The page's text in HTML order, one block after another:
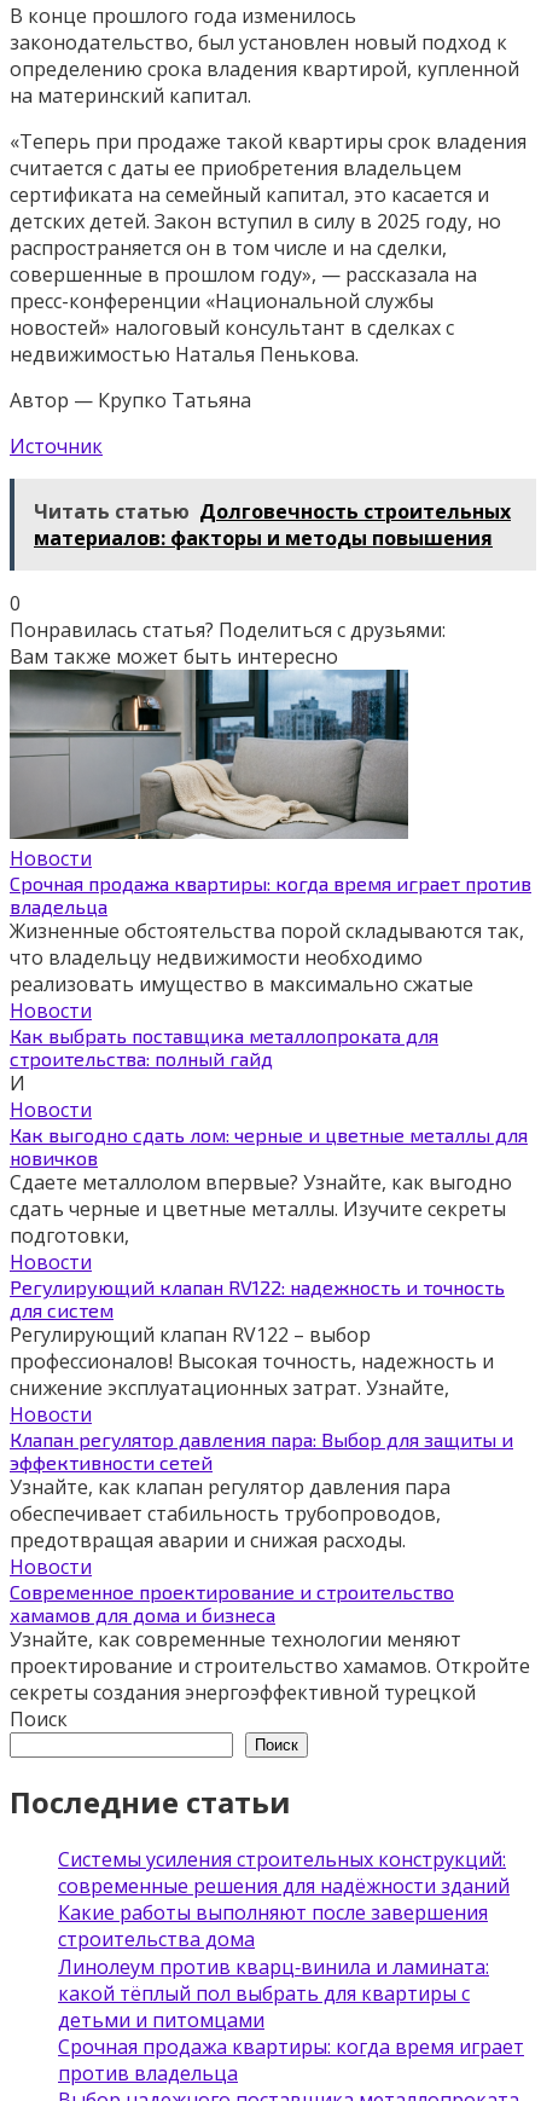
В конце прошлого года изменилось
законодательство, был установлен новый подход к
определению срока владения квартирой, купленной
на материнский капитал.
«Теперь при продаже такой квартиры срок владения
считается с даты ее приобретения владельцем
сертификата на семейный капитал, это касается и
детских детей. Закон вступил в силу в 2025 году, но
распространяется он в том числе и на сделки,
совершенные в прошлом году», — рассказала на
пресс-конференции «Национальной службы
новостей» налоговый консультант в сделках с
недвижимостью Наталья Пенькова.
Автор — Крупко Татьяна
Источник
Читать статью Долговечность строительных
материалов: факторы и методы повышения
0
Понравилась статья? Поделиться с друзьями:
Вам также может быть интересно
Новости
Срочная продажа квартиры: когда время играет против
владельца
Жизненные обстоятельства порой складываются так,
что владельцу недвижимости необходимо
реализовать имущество в максимально сжатые
Новости
Как выбрать поставщика металлопроката для
строительства: полный гайд
И
Новости
Как выгодно сдать лом: черные и цветные металлы для
новичков
Сдаете металлолом впервые? Узнайте, как выгодно
сдать черные и цветные металлы. Изучите секреты
подготовки,
Новости
Регулирующий клапан RV122: надежность и точность
для систем
Регулирующий клапан RV122 – выбор
профессионалов! Высокая точность, надежность и
снижение эксплуатационных затрат. Узнайте,
Новости
Клапан регулятор давления пара: Выбор для защиты и
эффективности сетей
Узнайте, как клапан регулятор давления пара
обеспечивает стабильность трубопроводов,
предотвращая аварии и снижая расходы.
Новости
Современное проектирование и строительство
хамамов для дома и бизнеса
Узнайте, как современные технологии меняют
проектирование и строительство хамамов. Откройте
секреты создания энергоэффективной турецкой
Поиск
Поиск
Последние статьи
Системы усиления строительных конструкций:
современные решения для надёжности зданий
Какие работы выполняют после завершения
строительства дома
Линолеум против кварц‑винила и ламината:
какой тёплый пол выбрать для квартиры с
детьми и питомцами
Срочная продажа квартиры: когда время играет
против владельца